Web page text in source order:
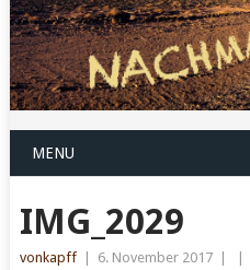
MENU
IMG_2029
vonkapff 6. November 2017